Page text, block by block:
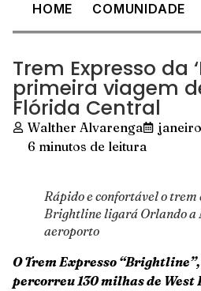
HOME COMUNIDADE
Trem Expresso da
primeira viagem
Flórida Central
Walther Alvarenga
6 minutos de leitura
Rápido e confortável o trem
Brightline ligará Orlando a
aeroporto
O Trem Expresso
percorreu 130 milhas de West